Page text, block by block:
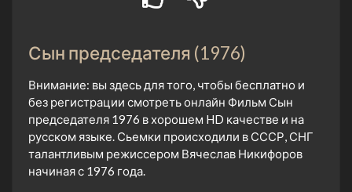
Сын председателя (1976)
Внимание: вы здесь для того, чтобы бесплатно и
без регистрации смотреть онлайн Фильм Сын
председателя 1976 в хорошем HD качестве и на
русском языке. Сьемки происходили в СССР, СНГ
талантливым режиссером Вячеслав Никифоров
начиная с 1976 года.